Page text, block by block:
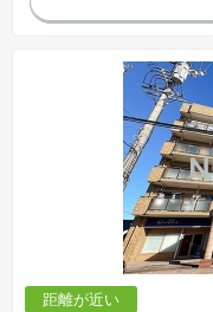
エレベーター
リフォー
距離が近い